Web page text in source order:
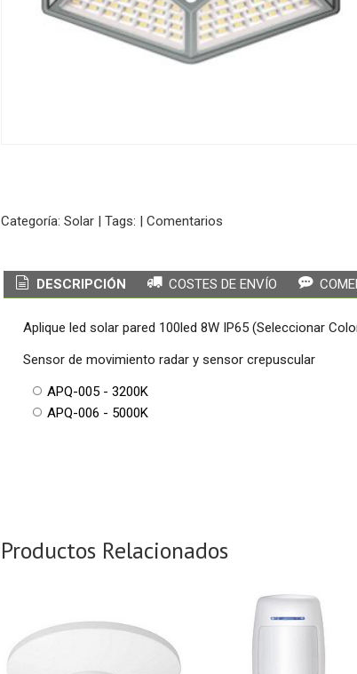
Categoría: Solar| Tags: | Comentarios
DESCRIPCIÓN COSTES DE ENVÍO
Aplique led solar pared 100led 8W IP65 (Seleccionar
Sensor de movimiento radar y sensor crepuscular
APQ-005 - 3200K
APQ-006 - 5000K
Productos Relacionados